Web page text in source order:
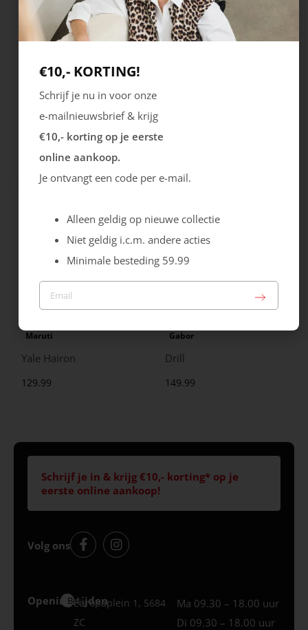
Rieker
Cristallino
Maruti
Yale Hairon
129.99
Gabor
Drill
149.99
Schrijf je in & krijg €10,- korting* op je
eerste online aankoop!
Volg ons
Openingstijden
Best
Europaplein 1, 5684
ZC
Ma 09.30 – 18.00 uur
Di 09.30 – 18.00 uur
€10,- KORTING!
Schrijf je nu in voor onze
e-mailnieuwsbrief & krijg
€10,- korting op je eerste
online aankoop.
Je ontvangt een code per e-mail.
Alleen geldig op nieuwe collectie
Niet geldig i.c.m. andere acties
Minimale besteding 59.99